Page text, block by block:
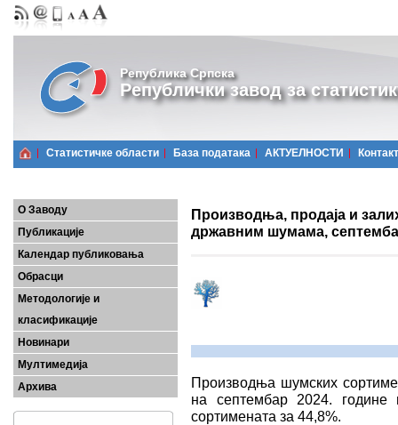
Република Српска
Републички завод за
Статистичке области Базa података АКТУЕЛНОСТИ Контакт
О Заводу
Публикације
Календар публиковања
Обрасци
Методологије и
класификације
Новинари
Мултимедија
Архива
Производња, продаја и
државним шумама,
Производња шумских
на септембар 2024.
сортимената за 44,8%.